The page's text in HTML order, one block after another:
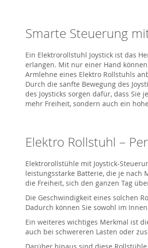
Smarte Steuerung
Ein Elektrorollstuhl Joystick ist das
erlangen. Mit nur einer Hand
Armlehne eines Elektro Rollstuhls
Durch die sanfte Bewegung des
des Joysticks sorgen dafür, dass
mehr Freiheit, sondern auch ein
Elektro Rollstuhl –
Elektrorollstühle mit Joystick-
leistungsstarke Batterie, die je nach
die Freiheit, sich den ganzen Tag
Die Geschwindigkeit eines solchen
Dadurch können Sie sowohl im
Ein weiteres wichtiges Merkmal ist
auch bei schwereren Lasten oder